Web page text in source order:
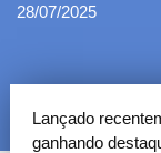
28/07/2025
Lançado
ganhando